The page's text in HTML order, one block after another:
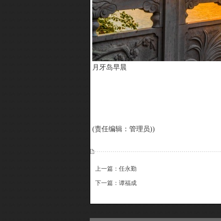
月牙岛早晨
(责任编辑：管理员))
上一篇：任永勤
下一篇：谭福成